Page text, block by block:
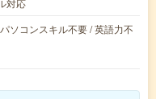
ソコンスキル不要 / 英語力不